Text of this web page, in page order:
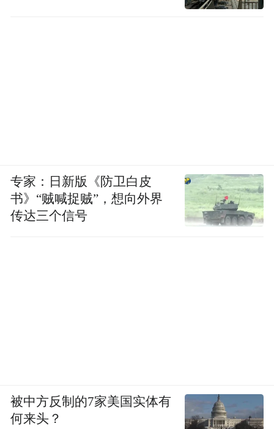
专家：日新版《防卫白皮
书》“贼喊捉贼”，想向外界
传达三个信号
被中方反制的7家美国实体有
何来头？